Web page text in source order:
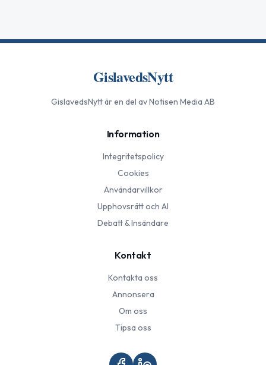
GislavedsNytt
GislavedsNyttär en del av Notisen Media AB
Information
Integritetspolicy
Cookies
Användarvillkor
Upphovsrätt och AI
Debatt & Insändare
Kontakt
Kontakta oss
Annonsera
Om oss
Tipsa oss